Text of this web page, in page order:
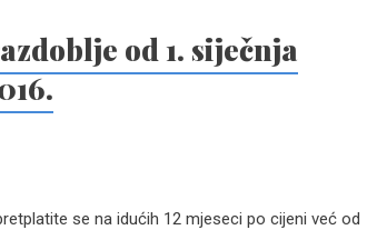
od 1. siječnja
se na idućih 12 mjeseci po cijeni već od